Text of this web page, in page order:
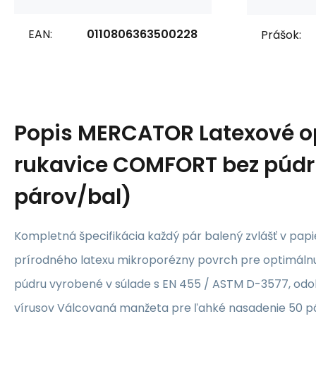
EAN: 0110806363500228 Prášok:
Popis MERCATOR Latexové
rukavice COMFORT bez
párov/bal)
Kompletná špecifikácia každý pár balený zvlášť v
prírodného latexu mikroporézny povrch pre
púdru vyrobené v súlade s EN 455 / ASTM D-3577,
vírusov Válcovaná manžeta pre ľahké nasadenie 50